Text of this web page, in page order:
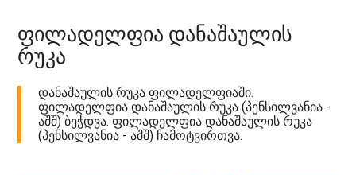
ფილადელფია დანაშაულის
რუკა
დანაშაულის რუკა ფილადელფიაში.
ფილადელფია დანაშაულის რუკა (პენსილვანია -
აშშ) ბეჭდვა. ფილადელფია დანაშაულის რუკა
(პენსილვანია - აშშ) ჩამოტვირთვა.